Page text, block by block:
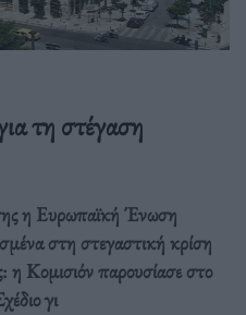
τη στέγαση
η Ευρωπαϊκή Ένωση
στη στεγαστική κρίση
η Κομισιόν παρουσίασε στο
γι